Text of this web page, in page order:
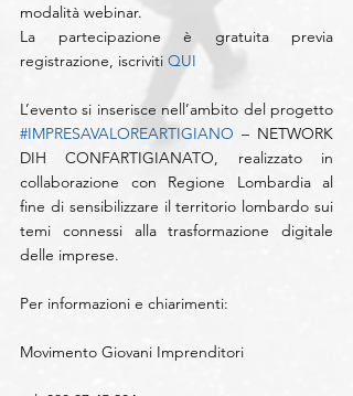
modalità webinar.
La partecipazione è gratuita previa
registrazione, iscriviti QUI
#IMPRESAVALOREARTIGIANO – NETWORK
DIH CONFARTIGIANATO, realizzato in
collaborazione con Regione Lombardia al
fine di sensibilizzare il territorio lombardo sui
temi connessi alla trasformazione digitale
delle imprese.
Per informazioni e chiarimenti:
Movimento Giovani Imprenditori